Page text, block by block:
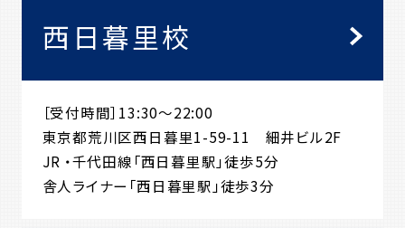
西日暮里校
［受付時間］13:30～22:00
東京都荒川区西日暮里1-59-11 細井ビル2F
JR ・千代田線「西日暮里駅」徒歩5分
舎人ライナー「西日暮里駅」徒歩3分